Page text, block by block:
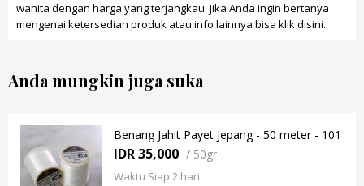
wanita dengan harga yang terjangkau. Jika Anda ingin bertanya
mengenai ketersedian produk atau info lainnya bisa klikdisini.
Anda mungkin juga suka
Benang Jahit Payet Jepang - 50 meter - 101
IDR 35,000 / 50gr
Waktu Siap 2 hari